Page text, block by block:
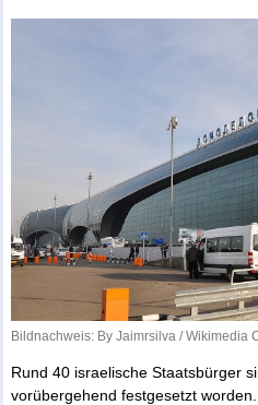
Bildnachweis: By Jaimrsilva /Wikimedia
Rund 40 israelische Staatsbürger
vorübergehend festgesetzt